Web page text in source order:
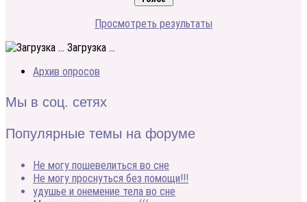
Просмотреть результаты
Загрузка ...
Архив опросов
Мы в соц. сетях
Популярные темы на форуме
Не могу пошевелиться во сне
Не могу проснуться без помощи!!!
удушье и онемение тела во сне